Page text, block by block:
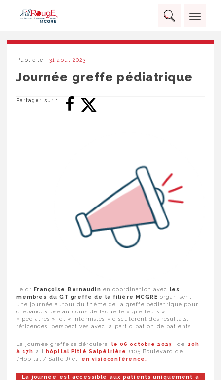
content
Rechercher :
RECHERCHER
Publie le :31 août 2023
Journée greffe pédiatrique
Partager sur :
Le drFrançoise Bernaudin en coordination avec les
membres du GT greffe de la filière MCGRE organisent
une journée autour du thème de la greffe pédiatrique pour
drépanocytose au cours de laquelle « greffeurs »,
« pédiatres », et « internistes » discuteront des résultats,
réticences, perspectives avec la participation de patients.
La journée greffe se déroulera le 06 octobre 2023 , de
10h
à 17h à l’ hôpital Pitié Salpêtrière
(105 Boulevard de
l’Hôpital / Salle J) et
en visioconférence.
La journée est accessible aux patients uniquement à